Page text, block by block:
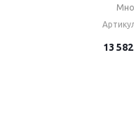
13 582